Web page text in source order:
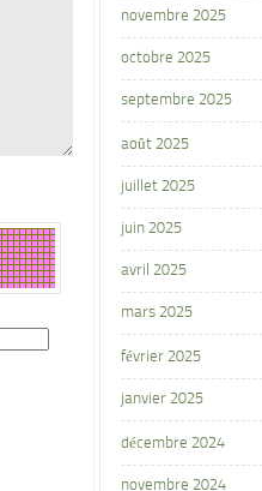
novembre 2025
octobre 2025
septembre 2025
août 2025
juillet 2025
juin 2025
avril 2025
mars 2025
février 2025
janvier 2025
décembre 2024
novembre 2024